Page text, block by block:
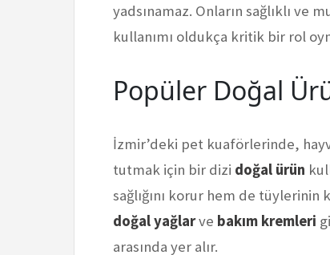
yadsınamaz. Onların sağlıklı
kullanımı oldukça kritik bir rol
Popüler Doğal
İzmir’deki pet kuaförlerinde,
tutmak için bir dizi doğal ürün
sağlığını korur hem de tüylerinin
doğal yağlarve bakım kremleri
arasında yer alır.